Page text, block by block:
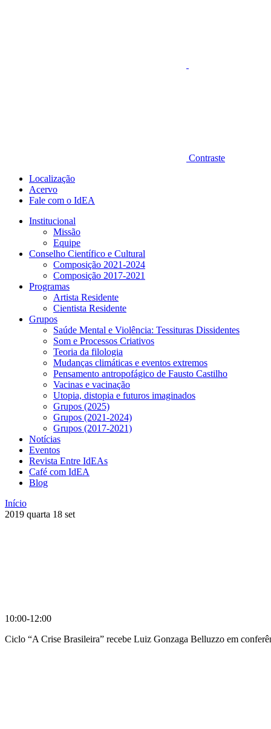
Contraste
Localização
Acervo
Fale com o IdEA
Institucional
Missão
Equipe
Conselho Científico e Cultural
Composição 2021-2024
Composição 2017-2021
Programas
Artista Residente
Cientista Residente
Grupos
Saúde Mental e Violência: Tessituras Dissidentes
Som e Processos Criativos
Teoria da filologia
Mudanças climáticas e eventos extremos
Pensamento antropofágico de Fausto Castilho
Vacinas e vacinação
Utopia, distopia e futuros imaginados
Grupos (2025)
Grupos (2021-2024)
Grupos (2017-2021)
Notícias
Eventos
Revista Entre IdEAs
Café com IdEA
Blog
Início
2019 quarta 18 set
10:00-12:00
Ciclo “A Crise Brasileira” recebe Luiz Gonzaga Belluzzo em